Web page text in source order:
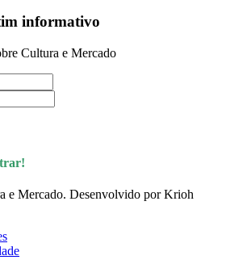
informativo
Cultura e Mercado
e Mercado. Desenvolvido por Krioh